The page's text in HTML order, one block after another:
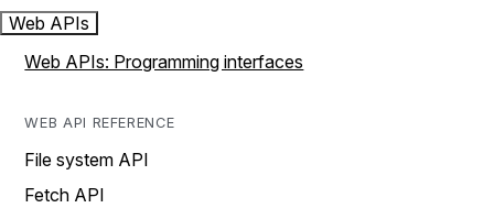
Web APIs
Web APIs: Programming interfaces
WEB API REFERENCE
File system API
Fetch API